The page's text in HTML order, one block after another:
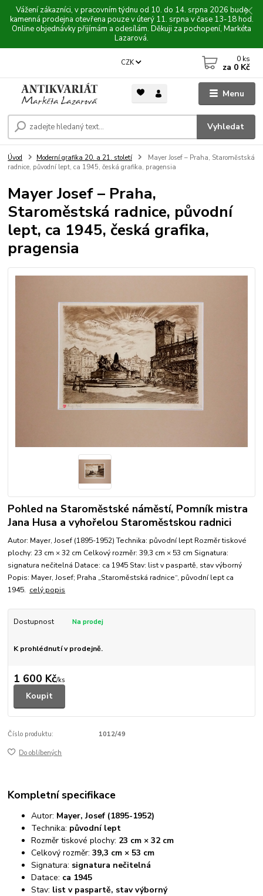
Vážení zákazníci, v pracovním týdnu od 10. do 14. srpna 2026 bude
kamenná prodejna otevřena pouze v úterý 11. srpna v čase 13-18 hod.
Online objednávky přijímám a odesílám. Děkuji za pochopení, Markéta
Lazarová.
Menu
CZK
Vyhledat
0 ks
za 0 Kč
Úvod Moderní grafika 20. a 21. století
Mayer Josef – Praha, Staroměstská
radnice, původní lept, ca 1945, česká grafika, pragensia
Mayer Josef – Praha,
Staroměstská radnice, původní
lept, ca 1945, česká grafika,
pragensia
Pohled na Staroměstské náměstí, Pomník mistra
Jana Husa a vyhořelou Staroměstskou radnici
Autor: Mayer, Josef (1895-1952) Technika: původní lept Rozměr tiskové
plochy: 23 cm × 32 cm Celkový rozměr: 39,3 cm × 53 cm Signatura:
signatura nečitelná Datace: ca 1945 Stav: list v paspartě, stav výborný
Popis: Mayer, Josef; Praha „Staroměstská radnice“, původní lept ca
1945. celý popis
Dostupnost
K prohlédnutí v prodejně.
1 600 Kč/ks
Koupit
Číslo produktu: 1012/49
Do oblíbených
Kompletní specifikace
Autor: Mayer, Josef (1895-1952)
Technika: původní lept
Rozměr tiskové plochy: 23 cm × 32 cm
Celkový rozměr:39,3 cm × 53 cm
Signatura: signatura nečitelná
Datace: ca 1945
Stav: list v paspartě, stav výborný